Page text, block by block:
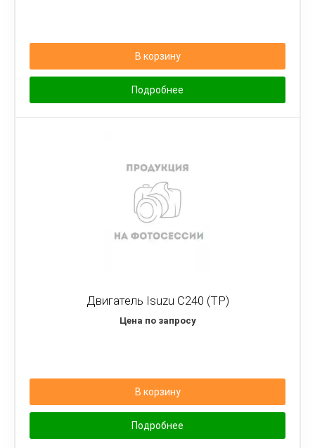
В корзину
Подробнее
Двигатель Isuzu С240 (TP)
Цена по запросу
В корзину
Подробнее